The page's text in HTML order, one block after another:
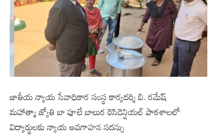
జాతీయ న్యాయ సేవాధికార సంస్థ కార్యదర్శి బి. రమేష్
మహాత్మా జ్యోతి బా పూలే బాలుర రెసిడెన్షియల్ పాఠశాలలో
విద్యార్థుల‌కు న్యాయ అవగాహన సదస్సు